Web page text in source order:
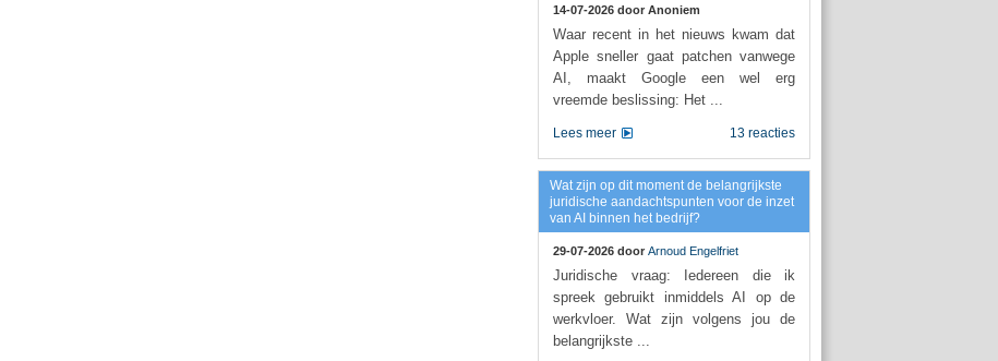
14-07-2026 door Anoniem
Waar recent in het nieuws kwam dat
Apple sneller gaat patchen vanwege
AI, maakt Google een wel erg
vreemde beslissing: Het ...
13 reacties
Lees meer
Wat zijn op dit moment de belangrijkste
juridische aandachtspunten voor de inzet
van AI binnen het bedrijf?
29-07-2026 door Arnoud Engelfriet
Juridische vraag: Iedereen die ik
spreek gebruikt inmiddels AI op de
werkvloer. Wat zijn volgens jou de
belangrijkste ...